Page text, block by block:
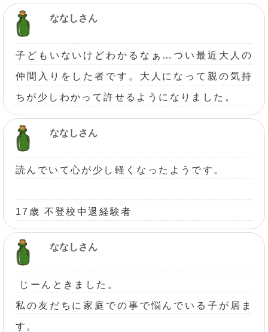
ななしさん
子どもいないけどわかるなぁ…つい最近大人の
仲間入りをした者です。大人になって親の気持
ちが少しわかって許せるようになりました。
ななしさん
読んでいて心が少し軽くなったようです。
17歳 不登校中退経験者
ななしさん
じーんときました。
私の友だちに家庭での事で悩んでいる子が居ま
す。